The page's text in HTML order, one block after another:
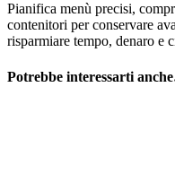
Pianifica menù precisi,
contenitori per conservare
risparmiare tempo, denaro e
Potrebbe interessarti